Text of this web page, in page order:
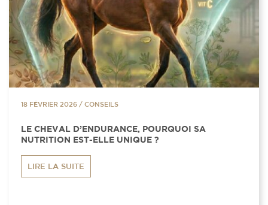
18 FÉVRIER 2026 / CONSEILS
LE CHEVAL D’ENDURANCE, POURQUOI SA
NUTRITION EST-ELLE UNIQUE ?
LIRE LA SUITE